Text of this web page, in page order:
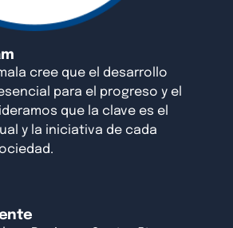
cree que el desarrollo
para el progreso y el
que la clave es el
y la iniciativa de cada